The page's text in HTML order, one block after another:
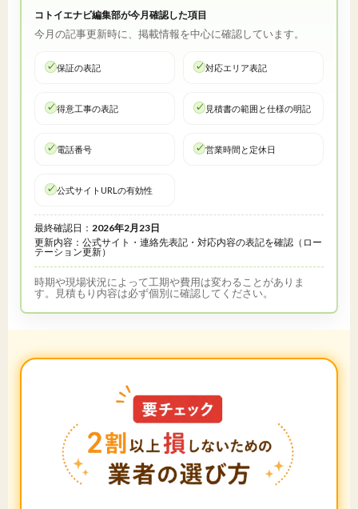
コトイエナビ編集部が今月確認した項目
今月の記事更新時に、掲載情報を中心に確認しています。
保証の表記 対応エリア表記
得意工事の表記 見積書の範囲と仕様の明記
電話番号 営業時間と定休日
公式サイトURLの有効性
最終確認日： 2026年2月23日
更新内容：公式サイト・連絡先表記・対応内容の表記を確認（ロー
テーション更新）
時期や現場状況によって工期や費用は変わることがありま
す。見積もり内容は必ず個別に確認してください。